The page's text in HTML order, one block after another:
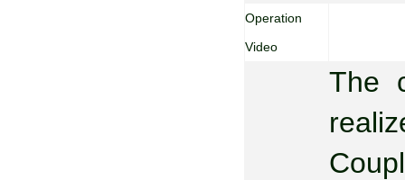
Operation
Video
The